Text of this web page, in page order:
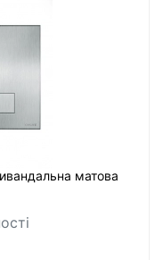
матова